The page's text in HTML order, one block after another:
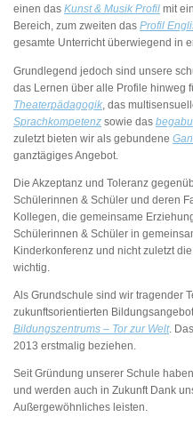
einen das Kunst & Musik Profil mit
Bereich, zum zweiten das Profil
gesamte Unterricht überwiegend in
Grundlegend jedoch sind unsere
das Lernen über alle Profile hinweg
Theaterpädagogik , das
Sprachkompetenz sowie das
zuletzt bieten wir als gebundene
ganztägiges Angebot.
Die Akzeptanz und Toleranz
Schülerinnen & Schüler und deren
Kollegen, die gemeinsame
Schülerinnen & Schüler in
Kinderkonferenz und nicht zuletzt
wichtig.
Als Grundschule sind wir tragender
zukunftsorientierten
Bildungszentrums – Tor zur Welt.
2013 erstmalig beziehen.
Seit Gründung unserer Schule
und werden auch in Zukunft Dank
Außergewöhnliches leisten.